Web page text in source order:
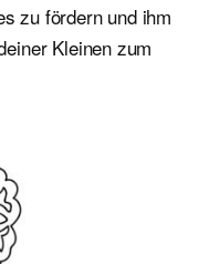
zu fördern und ihm
Kleinen zum